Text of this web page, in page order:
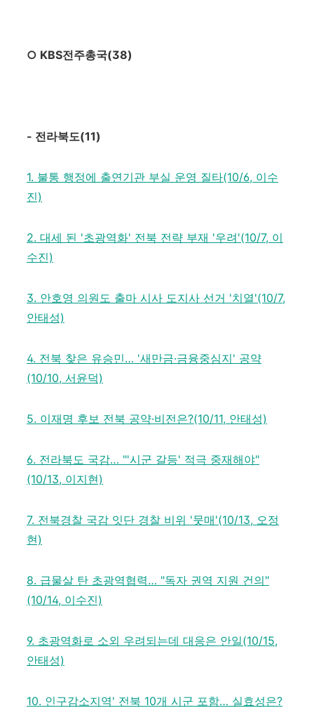
○ KBS전주총국(38)
- 전라북도(11)
1. 불통 행정에 출연기관 부실 운영 질타(10/6, 이수
진)
2. 대세 된 '초광역화' 전북 전략 부재 '우려'(10/7, 이
수진)
3. 안호영 의원도 출마 시사 도지사 선거 '치열'(10/7,
안태성)
4. 전북 찾은 유승민… '새만금·금융중심지' 공약
(10/10, 서윤덕)
5. 이재명 후보 전북 공약·비전은?(10/11, 안태성)
6. 전라북도 국감… "'시군 갈등' 적극 중재해야"
(10/13, 이지현)
7. 전북경찰 국감 잇단 경찰 비위 '뭇매'(10/13, 오정
현)
8. 급물살 탄 초광역협력… "독자 권역 지원 건의"
(10/14, 이수진)
9. 초광역화로 소외 우려되는데 대응은 안일(10/15,
안태성)
10. 인구감소지역' 전북 10개 시군 포함… 실효성은?